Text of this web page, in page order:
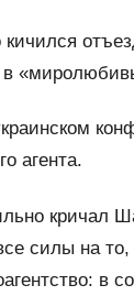
в
агента.
кричал
силы на
в